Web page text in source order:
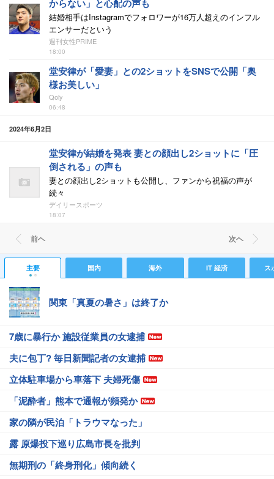
からない」と心配の声も
結婚相手はInstagramでフォロワーが16万人超えのインフル
エンサーだという
週刊女性PRIME
18:00
堂安律が「愛妻」との2ショットをSNSで公開「奥
様お美しい」
Qoly
06:48
2024年6月2日
堂安律が結婚を発表 妻との顔出し2ショットに「圧
倒される」の声も
妻との顔出し2ショットも公開し、ファンから祝福の声が
続々
デイリースポーツ
18:07
前ヘ 次ヘ
主要 国内 海外 IT 経済 ス
関東「真夏の暑さ」は終了か
7歳に暴行か 施設従業員の女逮捕
夫に包丁? 毎日新聞記者の女逮捕
立体駐車場から車落下 夫婦死傷
「泥酔者」熊本で通報が頻発か
家の隣が民泊「トラウマなった」
露 原爆投下巡り広島市長を批判
無期刑の「終身刑化」傾向続く